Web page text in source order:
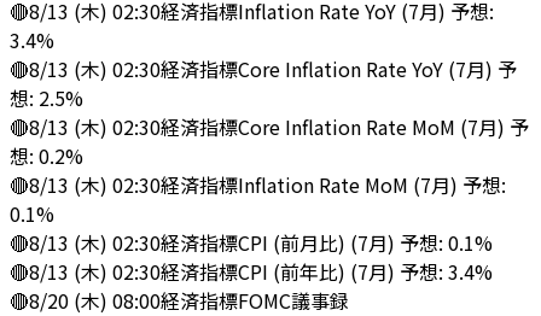
🔴8/13 (木) 02:30経済指標Inflation Rate YoY (7月) 予想:
3.4%
🔴8/13 (木) 02:30経済指標Core Inflation Rate YoY (7月) 予
想: 2.5%
🔴8/13 (木) 02:30経済指標Core Inflation Rate MoM (7月) 予
想: 0.2%
🔴8/13 (木) 02:30経済指標Inflation Rate MoM (7月) 予想:
0.1%
🔴8/13 (木) 02:30経済指標CPI (前月比) (7月) 予想: 0.1%
🔴8/13 (木) 02:30経済指標CPI (前年比) (7月) 予想: 3.4%
🔴8/20 (木) 08:00経済指標FOMC議事録